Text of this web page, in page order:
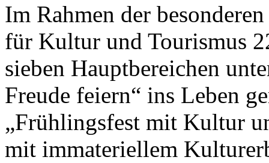
Im Rahmen der
für Kultur und Tourismus
sieben Hauptbereichen
Freude feiern“ ins Leben
„Frühlingsfest mit Kultur
mit immateriellem